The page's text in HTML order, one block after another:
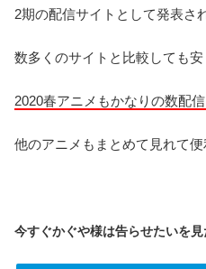
2期の配信サイトとして発表さ
数多くのサイトと比較しても
2020春アニメもかなりの数配
他のアニメもまとめて見れて便
今すぐかぐや様は告らせたいを